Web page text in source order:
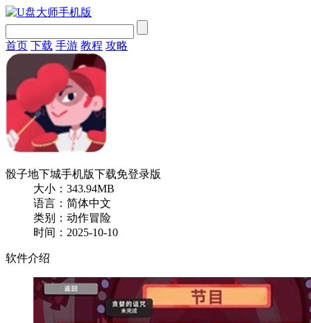
首页 下载 手游 教程 攻略
骰子地下城手机版下载免登录版
大小：343.94MB
语言：简体中文
类别：动作冒险
时间：2025-10-10
软件介绍